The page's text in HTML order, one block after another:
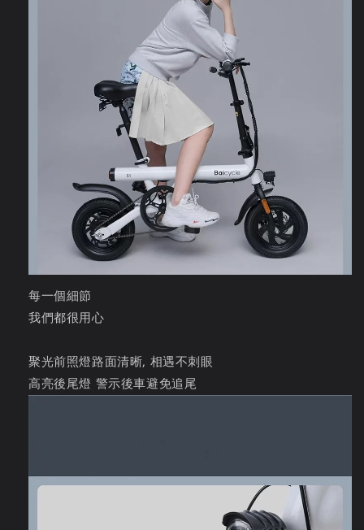
每一個細節
我們都很用心
聚光前照燈路面清晰, 相遇不刺眼
高亮後尾燈 警示後車避免追尾